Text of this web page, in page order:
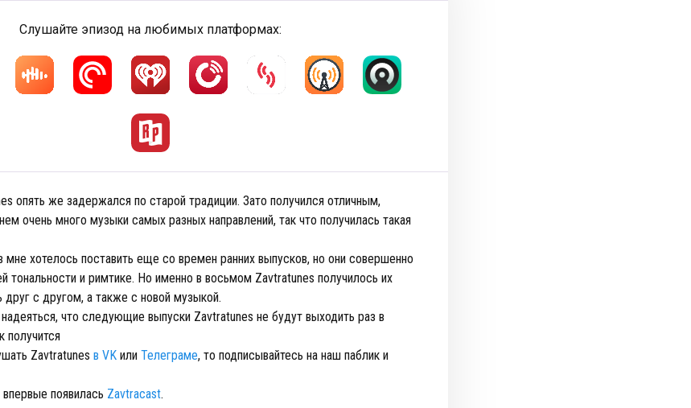
Слушайте эпизод на любимых платформах:
опять же задержался по старой традиции. Зато получился отличным,
очень много музыки самых разных направлений, так что получилась такая
мне хотелось поставить еще со времен ранних выпусков, но они совершенно
тональности и римтике. Но именно в восьмом Zavtratunes получилось их
друг с другом, а также с новой музыкой.
что следующие выпуски Zavtratunes не будут выходить раз в
получится
Zavtratunes в VK или Телеграме, то подписывайтесь на наш паблик и
впервые появилась Zavtracast.